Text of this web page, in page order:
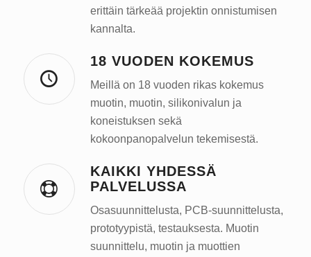
erittäin tärkeää projektin onnistumisen
kannalta.
18 VUODEN KOKEMUS
Meillä on 18 vuoden rikas kokemus
muotin, muotin, silikonivalun ja
koneistuksen sekä
kokoonpanopalvelun tekemisestä.
KAIKKI YHDESSÄ
PALVELUSSA
Osasuunnittelusta, PCB-suunnittelusta,
prototyypistä, testauksesta. Muotin
suunnittelu, muotin ja muottien